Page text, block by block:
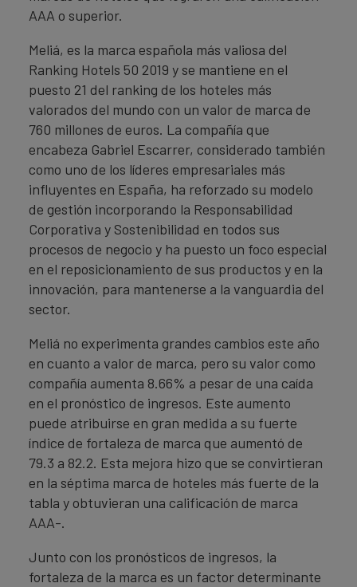
AAA o superior.
Meliá, es la marca española más valiosa del
Ranking Hotels 50 2019 y se mantiene en el
puesto 21 del ranking de los hoteles más
valorados del mundo con un valor de marca de
760 millones de euros. La compañía que
encabeza Gabriel Escarrer, considerado también
como uno de los líderes empresariales más
influyentes en España, ha reforzado su modelo
de gestión incorporando la Responsabilidad
Corporativa y Sostenibilidad en todos sus
procesos de negocio y ha puesto un foco especial
en el reposicionamiento de sus productos y en la
innovación, para mantenerse a la vanguardia del
sector.
Meliá no experimenta grandes cambios este año
en cuanto a valor de marca, pero su valor como
compañía aumenta 8.66% a pesar de una caída
en el pronóstico de ingresos. Este aumento
puede atribuirse en gran medida a su fuerte
índice de fortaleza de marca que aumentó de
79.3 a 82.2. Esta mejora hizo que se convirtieran
en la séptima marca de hoteles más fuerte de la
tabla y obtuvieran una calificación de marca
AAA-.
Junto con los pronósticos de ingresos, la
fortaleza de la marca es un factor determinante